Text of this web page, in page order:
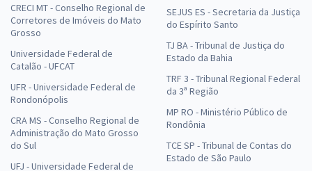
CRECI MT - Conselho Regional de
Corretores de Imóveis do Mato
Grosso
Universidade Federal de
Catalão - UFCAT
UFR - Universidade Federal de
Rondonópolis
CRA MS - Conselho Regional de
Administração do Mato Grosso
do Sul
UFJ - Universidade Federal de
SEJUS ES - Secretaria da Justiça
do Espírito Santo
TJ BA - Tribunal de Justiça do
Estado da Bahia
TRF 3 - Tribunal Regional Federal
da 3ª Região
MP RO - Ministério Público de
Rondônia
TCE SP - Tribunal de Contas do
Estado de São Paulo